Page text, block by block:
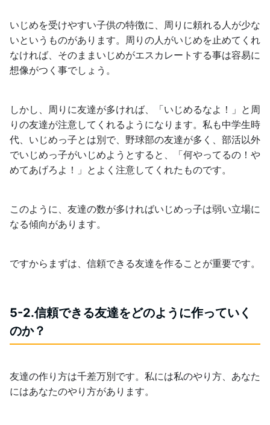
いじめを受けやすい子供の特徴に、周りに頼れる人が少な
いというものがあります。周りの人がいじめを止めてくれ
なければ、そのままいじめがエスカレートする事は容易に
想像がつく事でしょう。
しかし、周りに友達が多ければ、「いじめるなよ！」と周
りの友達が注意してくれるようになります。私も中学生時
代、いじめっ子とは別で、野球部の友達が多く、部活以外
でいじめっ子がいじめようとすると、「何やってるの！や
めてあげろよ！」とよく注意してくれたものです。
このように、友達の数が多ければいじめっ子は弱い立場に
なる傾向があります。
ですからまずは、信頼できる友達を作ることが重要です。
5-2.信頼できる友達をどのように作っていく
のか？
友達の作り方は千差万別です。私には私のやり方、あなた
にはあなたのやり方があります。